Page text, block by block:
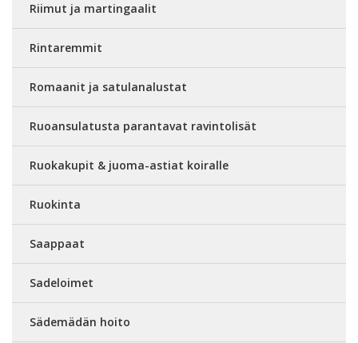
Riimut ja martingaalit
Rintaremmit
Romaanit ja satulanalustat
Ruoansulatusta parantavat ravintolisät
Ruokakupit & juoma-astiat koiralle
Ruokinta
Saappaat
Sadeloimet
Sädemädän hoito